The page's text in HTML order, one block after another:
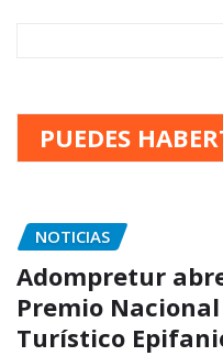
PUEDES
NOTICIAS
Adompretur
Premio
Turístico